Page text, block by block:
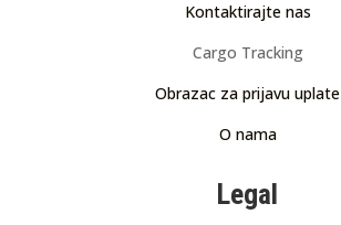
Kontaktirajte nas
Cargo Tracking
Obrazac za prijavu uplate
O nama
Legal